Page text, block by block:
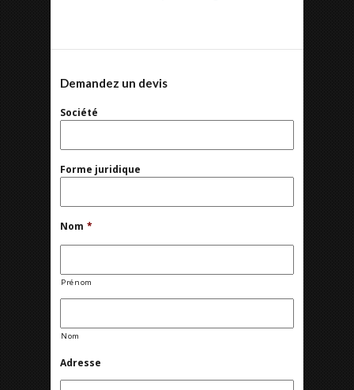
Demandez un devis
Société
Forme juridique
Nom *
Prénom
Nom
Adresse